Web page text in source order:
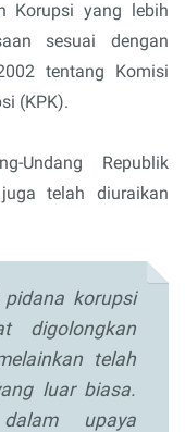
Korupsi yang lebih
sesuai dengan
tentang Komisi
(KPK).
Undang Republik
telah diuraikan
korupsi
digolongkan
telah
luar biasa.
upaya